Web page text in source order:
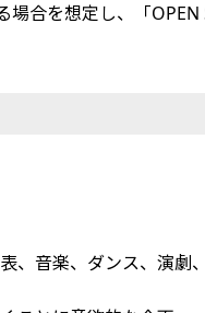
合を想定し、「
音楽、ダンス、演劇